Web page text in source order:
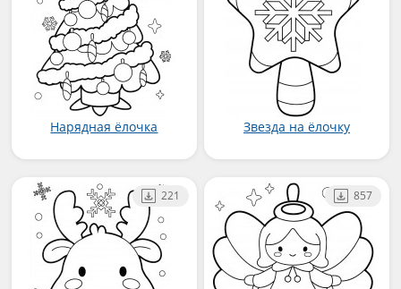
Нарядная ёлочка Звезда на ёлочку
221 857